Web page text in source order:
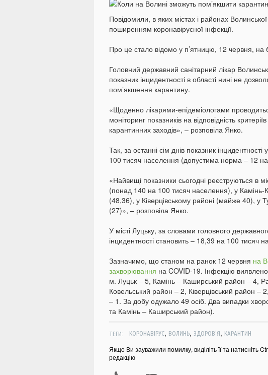
Повідомили, в яких містах і районах
поширенням коронавірусної інфекції.
Про це стало відомо у п’ятницю, 12 червня, на
Головний державний санітарний лікар
показник інцидентності в області нині не
пом’якшення карантину.
«Щоденно лікарями-епідеміологами
моніторинг показників на відповідність
карантинних заходів», – розповіла Янко.
Так, за останні сім днів показник
100 тисяч населення (допустима норма – 12
«Найвищі показники сьогодні реєструються в
(понад 140 на 100 тисяч населення), у
(48,36), у Ківерцівському районі (майже 40), у
(27)», – розповіла Янко.
У місті Луцьку, за словами головного
інцидентності становить – 18,39 на 100 тисяч
Зазначимо, що станом на ранок 12 червня на
захворювання на COVID-19. Інфекцію
м. Луцьк – 5, Камінь – Каширський район – 4,
Ковельський район – 2, Ківерцівський район
– 1. За добу одужало 49 осіб. Два випадки
та Камінь – Каширський район).
ТЕГИ: КОРОНАВІРУС, ВОЛИНЬ, ЗДОРОВ'Я, КАРАНТИН
Якщо Ви зауважили помилку, виділіть її та натисніть
редакцію